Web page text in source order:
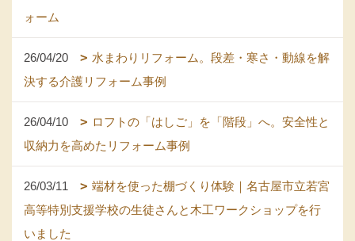
ォーム
26/04/20
水まわりリフォーム。段差・寒さ・動線を解
決する介護リフォーム事例
26/04/10
ロフトの「はしご」を「階段」へ。安全性と
収納力を高めたリフォーム事例
26/03/11
端材を使った棚づくり体験｜名古屋市立若宮
高等特別支援学校の生徒さんと木工ワークショップを行
いました